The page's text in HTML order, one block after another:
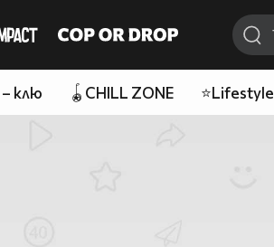
клю 🪀CHILL ZONE ⭐Lifestyle